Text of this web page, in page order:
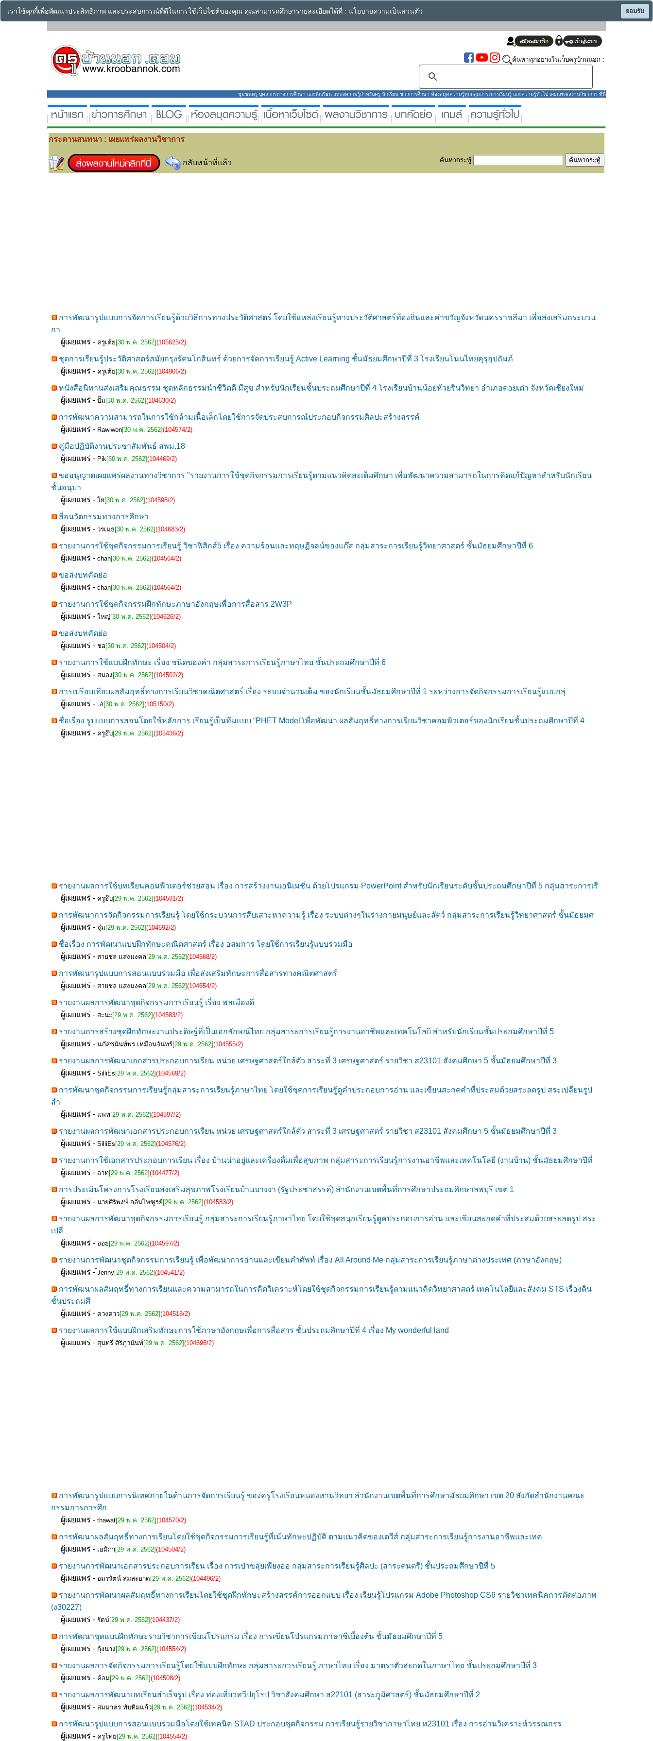
เราใช้คุกกี้เพื่อพัฒนาประสิทธิภาพ และประสบการณ์ที่ดีในการใช้เว็บไซต์ของคุณ คุณสามารถศึกษารายละเอียดได้ที่ : นโยบายความเป็นส่วนตัว ยอมรับ
ค้นหาทุกอย่างในเว็บครูบ้านนอก :
ชุมชนครู บุคลากรทางการศึกษา และนักเรียน แหล่งความรู้สำหรับครู นักเรียน ข่าวการศึกษา ห้องสมุดความรู้ทุกกลุ่มสาระการเรียนรู้ และความรู้ทั่วไป เผยแพร่ผลงานวิชาการ ที่นี่
กระดานสนทนา : เผยแพร่ผลงานวิชาการ
กลับหน้าที่แล้ว ค้นหากระทู้
การพัฒนารูปแบบการจัดการเรียนรู้ด้วยวิธีการทางประวัติศาสตร์ โดยใช้แหล่งเรียนรู้ทางประวัติศาสตร์ท้องถิ่นและคำขวัญจังหวัดนครราชสีมา เพื่อส่งเสริมกระบวน
กา
ผู้เผยแพร่ - ครูเต้ย [30 พ.ค. 2562](105625/2)
ชุดการเรียนรู้ประวัติศาสตร์สมัยกรุงรัตนโกสินทร์ ด้วยการจัดการเรียนรู้ Active Learning ชั้นมัธยมศึกษาปีที่ 3 โรงเรียนโนนไทยคุรุอุปถัมภ์
ผู้เผยแพร่ - ครูเต้ย [30 พ.ค. 2562](104906/2)
หนังสือนิทานส่งเสริมคุณธรรม ชุดหลักธรรมนำชีวิตดี มีสุข สำหรับนักเรียนชั้นประถมศึกษาปีที่ 4 โรงเรียนบ้านน้อยห้วยรินวิทยา อำเภอดอยเต่า จังหวัดเชียงใหม่
ผู้เผยแพร่ - ปั๊ม [30 พ.ค. 2562](104630/2)
การพัฒนาความสามารถในการใช้กล้ามเนื้อเล็กโดยใช้การจัดประสบการณ์ประกอบกิจกรรมศิลปะสร้างสรรค์
ผู้เผยแพร่ - Rawiwon[30 พ.ค. 2562](104574/2)
คู่มือปฏิบัติงานประชาสัมพันธ์ สพม.18
ผู้เผยแพร่ - Pik[30 พ.ค. 2562](104469/2)
ขออนุญาตเผยแพร่ผลงานทางวิชาการ "รายงานการใช้ชุดกิจกรรมการเรียนรู้ตามแนวคิดสะเต็มศึกษา เพื่อพัฒนาความสามารถในการคิดแก้ปัญหาสำหรับนักเรียน
ชั้นอนุบา
ผู้เผยแพร่ - โย [30 พ.ค. 2562](104598/2)
สื่อนวัตกรรมทางการศึกษา
ผู้เผยแพร่ - วรเมธ [30 พ.ค. 2562](104683/2)
รายงานการใช้ชุดกิจกรรมการเรียนรู้ วิชาฟิสิกส์5 เรื่อง ความร้อนและทฤษฎีจลน์ของแก๊ส กลุ่มสาระการเรียนรู้วิทยาศาสตร์ ชั้นมัธยมศึกษาปีที่ 6
ผู้เผยแพร่ - chan[30 พ.ค. 2562](104564/2)
ขอส่งบทคัดย่อ
ผู้เผยแพร่ - chan[30 พ.ค. 2562](104564/2)
รายงานการใช้ชุดกิจกรรมฝึกทักษะภาษาอังกฤษเพื่อการสื่อสาร 2W3P
ผู้เผยแพร่ - ใหญ่[30 พ.ค. 2562](104626/2)
ขอส่งบทคัดย่อ
ผู้เผยแพร่ - ชอ [30 พ.ค. 2562](104504/2)
รายงานการใช้แบบฝึกทักษะ เรื่อง ชนิดของคำ กลุ่มสาระการเรียนรู้ภาษาไทย ชั้นประถมศึกษาปีที่ 6
ผู้เผยแพร่ - สนอง [30 พ.ค. 2562](104502/2)
การเปรียบเทียบผลสัมฤทธิ์ทางการเรียนวิชาคณิตศาสตร์ เรื่อง ระบบจำนวนเต็ม ของนักเรียนชั้นมัธยมศึกษาปีที่ 1 ระหว่างการจัดกิจกรรมการเรียนรู้แบบกลุ่
ผู้เผยแพร่ - เอ [30 พ.ค. 2562](105150/2)
ชื่อเรื่อง รูปแบบการสอนโดยใช้หลักการ เรียนรู้เป็นทีมแบบ “PHET Model”เพื่อพัฒนา ผลสัมฤทธิ์ทางการเรียนวิชาคอมพิวเตอร์ของนักเรียนชั้นประถมศึกษาปีที่ 4
ผู้เผยแพร่ - ครูอ๊บ[29 พ.ค. 2562](105436/2)
รายงานผลการใช้บทเรียนคอมพิวเตอร์ช่วยสอน เรื่อง การสร้างงานเอนิเมชั่น ด้วยโปรแกรม PowerPoint สำหรับนักเรียนระดับชั้นประถมศึกษาปีที่ 5 กลุ่มสาระการเรี
ผู้เผยแพร่ - ครูอ๊บ[29 พ.ค. 2562](104591/2)
การพัฒนาการจัดกิจกรรมการเรียนรู้ โดยใช้กระบวนการสืบเสาะหาความรู้ เรื่อง ระบบต่างๆในร่างกายมนุษย์และสัตว์ กลุ่มสาระการเรียนรู้วิทยาศาสตร์ ชั้นมัธยมศ
ผู้เผยแพร่ - จุ๋ม [29 พ.ค. 2562](104692/2)
ชื่อเรื่อง การพัฒนาแบบฝึกทักษะคณิตศาสตร์ เรื่อง อสมการ โดยใช้การเรียนรู้แบบร่วมมือ
ผู้เผยแพร่ - สายชล แสงมงคล [29 พ.ค. 2562](104568/2)
การพัฒนารูปแบบการสอนแบบร่วมมือ เพื่อส่งเสริมทักษะการสื่อสารทางคณิตศาสตร์
ผู้เผยแพร่ - สายชล แสงมงคล [29 พ.ค. 2562](104654/2)
รายงานผลการพัฒนาชุดกิจกรรมการเรียนรู้ เรื่อง พลเมืองดี
ผู้เผยแพร่ - สะนะ [29 พ.ค. 2562](104583/2)
รายงานการสร้างชุดฝึกทักษะงานประดิษฐ์ที่เป็นเอกลักษณ์ไทย กลุ่มสาระการเรียนรู้การงานอาชีพและเทคโนโลยี สำหรับนักเรียนชั้นประถมศึกษาปีที่ 5
ผู้เผยแพร่ - นภัสชนันท์พร เหมือนจันทร์[29 พ.ค. 2562](104555/2)
รายงานผลการพัฒนาเอกสารประกอบการเรียน หน่วย เศรษฐศาสตร์ใกล้ตัว สาระที่ 3 เศรษฐศาสตร์ รายวิชา ส23101 สังคมศึกษา 5 ชั้นมัธยมศึกษาปีที่ 3
ผู้เผยแพร่ - SilliEs [29 พ.ค. 2562](104569/2)
การพัฒนาชุดกิจกรรมการเรียนรู้กลุ่มสาระการเรียนรู้ภาษาไทย โดยใช้ชุดการเรียนรู้ดูคำประกอบการอ่าน และเขียนสะกดคำที่ประสมด้วยสระลดรูป สระเปลี่ยนรูป
สำ
ผู้เผยแพร่ - แพท [29 พ.ค. 2562](104597/2)
รายงานผลการพัฒนาเอกสารประกอบการเรียน หน่วย เศรษฐศาสตร์ใกล้ตัว สาระที่ 3 เศรษฐศาสตร์ รายวิชา ส23101 สังคมศึกษา 5 ชั้นมัธยมศึกษาปีที่ 3
ผู้เผยแพร่ - SilliEs [29 พ.ค. 2562](104576/2)
รายงานการใช้เอกสารประกอบการเรียน เรื่อง บ้านน่าอยู่และเครื่องดื่มเพื่อสุขภาพ กลุ่มสาระการเรียนรู้การงานอาชีพและเทคโนโลยี (งานบ้าน) ชั้นมัธยมศึกษาปีที่
ผู้เผยแพร่ - อาท [29 พ.ค. 2562](104477/2)
การประเมินโครงการโรงเรียนส่งเสริมสุขภาพโรงเรียนบ้านบางงา (รัฐประชาสรรค์) สำนักงานเขตพื้นที่การศึกษาประถมศึกษาลพบุรี เขต 1
ผู้เผยแพร่ - นายศิริพงษ์ กลั่นไพฑูรย์ [29 พ.ค. 2562](104583/2)
รายงานผลการพัฒนาชุดกิจกรรมการเรียนรู้ กลุ่มสาระการเรียนรู้ภาษาไทย โดยใช้ชุดสนุกเรียนรู้ดูคประกอบการอ่าน และเขียนสะกดคำที่ประสมด้วยสระลดรูป สระ
เปลี
ผู้เผยแพร่ - ออย [29 พ.ค. 2562](104597/2)
รายงานการพัฒนาชุดกิจกรรมการเรียนรู้ เพื่อพัฒนาการอ่านและเขียนคำศัพท์ เรื่อง All Around Me กลุ่มสาระการเรียนรู้ภาษาต่างประเทศ (ภาษาอังกฤษ)
ผู้เผยแพร่ -๋Jenny[29 พ.ค. 2562](104541/2)
การพัฒนาผลสัมฤทธิ์ทางการเรียนและความสามารถในการคิดวิเคราะห์โดยใช้ชุดกิจกรรมการเรียนรู้ตามแนวคิดวิทยาศาสตร์ เทคโนโลยีและสังคม STS เรื่องดิน
ชั้นประถมศึ
ผู้เผยแพร่ - ดวงดาว[29 พ.ค. 2562](104518/2)
รายงานผลการใช้แบบฝึกเสริมทักษะการใช้ภาษาอังกฤษเพื่อการสื่อสาร ชั้นประถมศึกษาปีที่ 4 เรื่อง My wonderful land
ผู้เผยแพร่ - สุนทรี ศิริภูวนันท์ [29 พ.ค. 2562](104698/2)
การพัฒนารูปแบบการนิเทศภายในด้านการจัดการเรียนรู้ ของครูโรงเรียนหนองหานวิทยา สำนักงานเขตพื้นที่การศึกษามัธยมศึกษา เขต 20 สังกัดสำนักงานคณะ
กรรมการการศึก
ผู้เผยแพร่ - thawat[29 พ.ค. 2562](104570/2)
การพัฒนาผลสัมฤทธิ์ทางการเรียนโดยใช้ชุดกิจกรรมการเรียนรู้ที่เน้นทักษะปฏิบัติ ตามแนวคิดของเดวีส์ กลุ่มสาระการเรียนรู้การงานอาชีพและเทค
ผู้เผยแพร่ - เอมิกา[29 พ.ค. 2562](104504/2)
รายงานการพัฒนาเอกสารประกอบการเรียน เรื่อง การเป่าขลุ่ยเพียงออ กลุ่มสาระการเรียนรู้ศิลปะ (สาระดนตรี) ชั้นประถมศึกษาปีที่ 5
ผู้เผยแพร่ - อมรรัตน์ สมสะอาด [29 พ.ค. 2562](104496/2)
รายงานการพัฒนาผลสัมฤทธิ์ทางการเรียนโดยใช้ชุดฝึกทักษะสร้างสรรค์การออกแบบ เรื่อง เรียนรู้โปรแกรม Adobe Photoshop CS6 รายวิชาเทคนิคการตัดต่อภาพ
(ง30227)
ผู้เผยแพร่ - รัตน์[29 พ.ค. 2562](104437/2)
การพัฒนาชุดแบบฝึกทักษะรายวิชาการเขียนโปรแกรม เรื่อง การเขียนโปรแกรมภาษาซีเบื้องต้น ชั้นมัธยมศึกษาปีที่ 5
ผู้เผยแพร่ - กุ้งนาง [29 พ.ค. 2562](104554/2)
รายงานผลการจัดกิจกรรมการเรียนรู้โดยใช้แบบฝึกทักษะ กลุ่มสาระการเรียนรู้ ภาษาไทย เรื่อง มาตราตัวสะกดในภาษาไทย ชั้นประถมศึกษาปีที่ 3
ผู้เผยแพร่ - ต้อม [29 พ.ค. 2562](104508/2)
รายงานผลการพัฒนาบทเรียนสำเร็จรูป เรื่อง ท่องเที่ยวทวีปยุโรป วิชาสังคมศึกษา ส22101 (สาระภูมิศาสตร์) ชั้นมัธยมศึกษาปีที่ 2
ผู้เผยแพร่ - สมมาตร ทับทิมแก้ว[29 พ.ค. 2562](104534/2)
การพัฒนารูปแบบการสอนแบบร่วมมือโดยใช้เทคนิค STAD ประกอบชุดกิจกรรม การเรียนรู้รายวิชาภาษาไทย ท23101 เรื่อง การอ่านวิเคราะห์วรรณกรร
ผู้เผยแพร่ - ครูไทย [29 พ.ค. 2562](104554/2)